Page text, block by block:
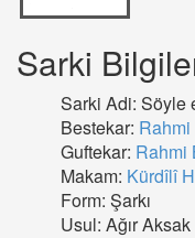
Sarki
Sarki Adi: Söyle
Bestekar:
Guftekar: Rahmi
Makam: Kürdîlî
Form: Şarkı
Usul: Ağır Aksak